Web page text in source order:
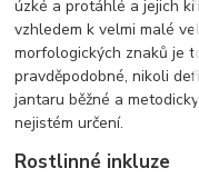
úzké a protáhlé a jejich
vzhledem k velmi malé
morfologických znaků je
pravděpodobné, nikoli
jantaru běžné a
nejistém určení.
Rostlinné inkluze